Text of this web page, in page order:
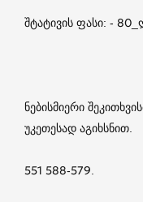
შტატივის ფასი: -
ნებისმიერი
უკეთესად აგიხსნით.
551 588-579.